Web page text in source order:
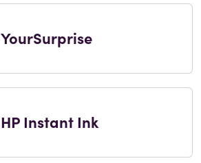
YourSurprise
HP Instant Ink